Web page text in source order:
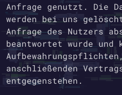
Anfrage genutzt. Die
werden bei uns
Anfrage des Nutzers
beantwortet wurde und
anschließenden
entgegenstehen.